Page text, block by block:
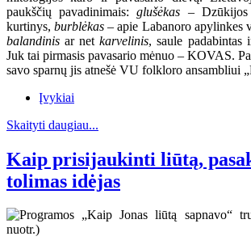
paukščių pavadinimais:glušėkas – Dzūkijos
kurtinys,burblėkas– apie Labanoro apylinkes
balandinisar netkarvelinis, saule padabintas
Juk tai pirmasis pavasario mėnuo – KOVAS.
savo sparnų jis atnešė VU folkloro ansambliui
Įvykiai
Skaityti daugiau...
Kaip prisijaukinti liūtą,
tolimas idėjas